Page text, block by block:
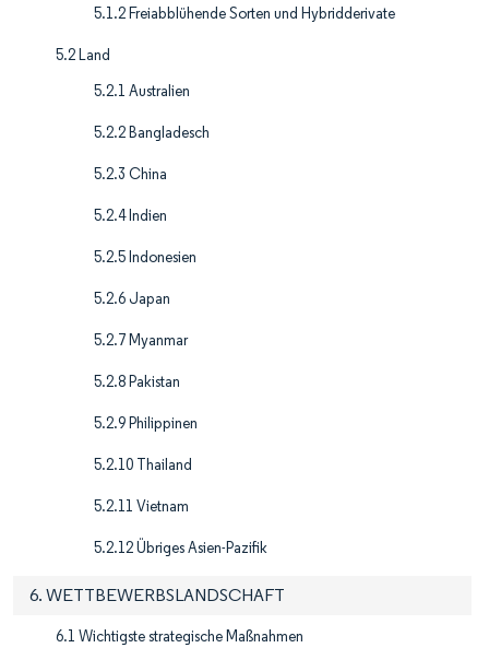
5.1.2 Freiabblühende Sorten und Hybridderivate
5.2 Land
5.2.1 Australien
5.2.2 Bangladesch
5.2.3 China
5.2.4 Indien
5.2.5 Indonesien
5.2.6 Japan
5.2.7 Myanmar
5.2.8 Pakistan
5.2.9 Philippinen
5.2.10 Thailand
5.2.11 Vietnam
5.2.12 Übriges Asien-Pazifik
6. WETTBEWERBSLANDSCHAFT
6.1 Wichtigste strategische Maßnahmen